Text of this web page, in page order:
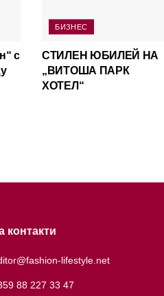
с
БИЗНЕС
СТИЛЕН ЮБИЛЕЙ НА
„ВИТОША ПАРК
ХОТЕЛ“
контакти
lifestyle.net
88 227 33 47